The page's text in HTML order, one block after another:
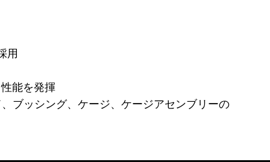
用
性能を発揮
ブッシング、ケージ、ケージアセンブリーの